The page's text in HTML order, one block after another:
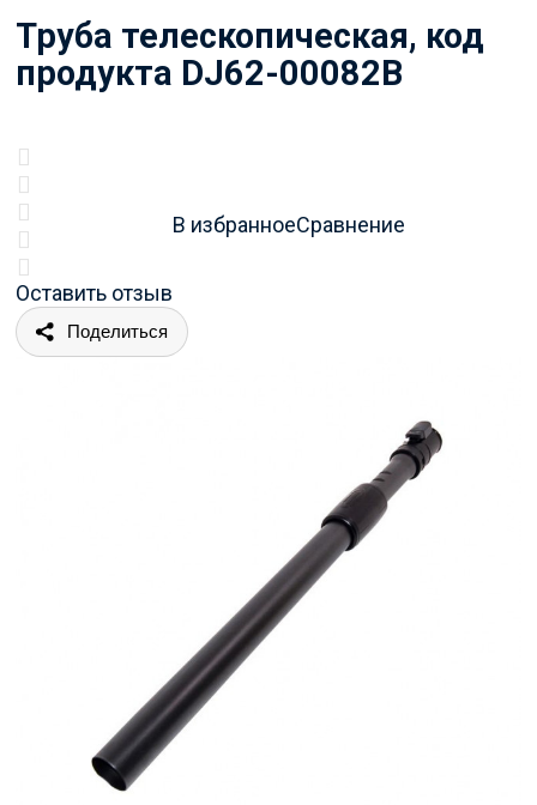
Труба телескопическая, код
продукта DJ62-00082B
Оставить отзыв
В избранноеСравнение
Поделиться